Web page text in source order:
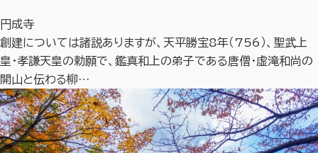
円成寺
創建については諸説ありますが、天平勝宝8年（756）、聖武上
皇・孝謙天皇の勅願で、鑑真和上の弟子である唐僧・虚滝和尚の
開山と伝わる柳…